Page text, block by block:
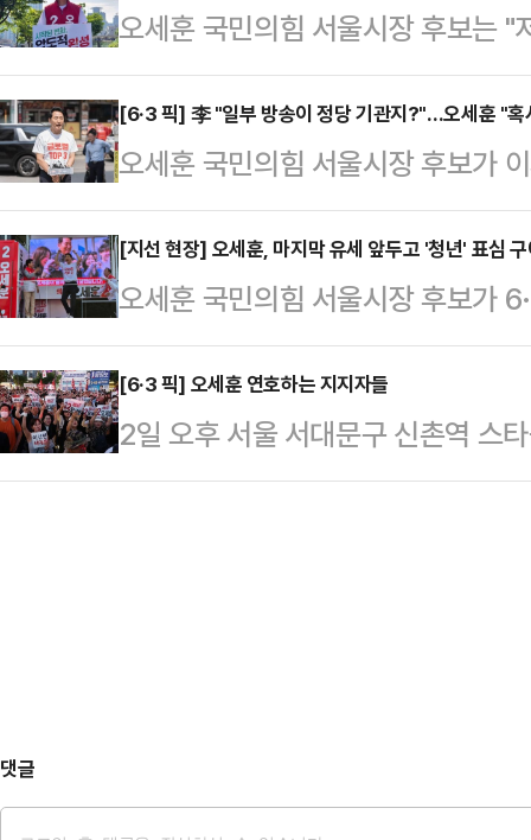
계속 강조한 발언은 "꼭 도와달라"
를 하기 위해 성북구에 도착했다.
치구를 돌아야 하는 과제를 풀어야
했다. 사실상 25개 자치구를 모두
봉…
오세훈 국민의힘 서울시장 후보는
아니다. 서울의 미래를 지켜달라고
위해 투표해달라고 호소했다.오 후
구 효창공원앞역 앞에서 기자간담
라보다, 양쪽이 서로를 견제하는 나
뀌는 나라보다, 법이 누구에게나 똑
이같이 말했다.그는 "시민 여러분
부족했다"며 "더 크…
[6·3 픽] 李 "일부 방송이 정당 기관지?"…오세훈 "혹
오세훈 국민의힘 서울시장 후보가
곡 조작하면서 정파적으로 보도하
푸틴 러시아 대통령을 꿈꾸는가"라
유세에 앞서 기자들과 만나 "이번
력까지 완벽하게 장악하기를 원하
서 이 대통령은 이날 오전 청와대에
서 종합편성채널(종편) 승인 문제
럼 매우 편파적으로 중립…
[지선 현장] 오세훈, 마지막 유세 앞두고 '청년' 표심
오세훈 국민의힘 서울시장 후보가
자치구를 모두 돌겠다는 약속을 지
음의 거리 신촌에서 마지막 유세가
청년 표심을 잡기 위한 지지 호소
서울대입구역 인근에 마련된 유세
[6·3 픽] 오세훈 연호하는 지지자들
2일 오후 서울 서대문구 신촌역 스
장 후보의 파이널 유세에서 지지자
댓글